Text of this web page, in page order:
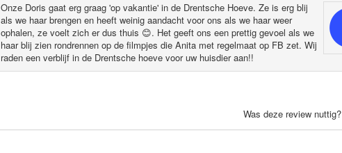
Onze Doris gaat erg graag 'op vakantie' in de Drentsche Hoeve. Ze is erg blij
als we haar brengen en heeft weinig aandacht voor ons als we haar weer
ophalen, ze voelt zich er dus thuis 😊. Het geeft ons een prettig gevoel als we
haar blij zien rondrennen op de filmpjes die Anita met regelmaat op FB zet. Wij
raden een verblijf in de Drentsche hoeve voor uw huisdier aan!!
Was deze review nuttig?